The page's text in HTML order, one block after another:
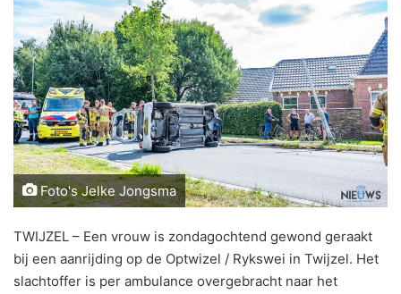
Foto's Jelke Jongsma
TWIJZEL – Een vrouw is zondagochtend gewond geraakt
bij een aanrijding op de Optwizel / Rykswei in Twijzel. Het
slachtoffer is per ambulance overgebracht naar het